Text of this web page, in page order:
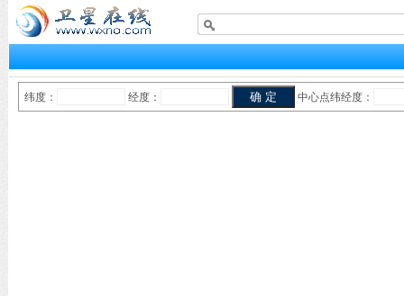
纬度： 经度： 中心点纬经度：